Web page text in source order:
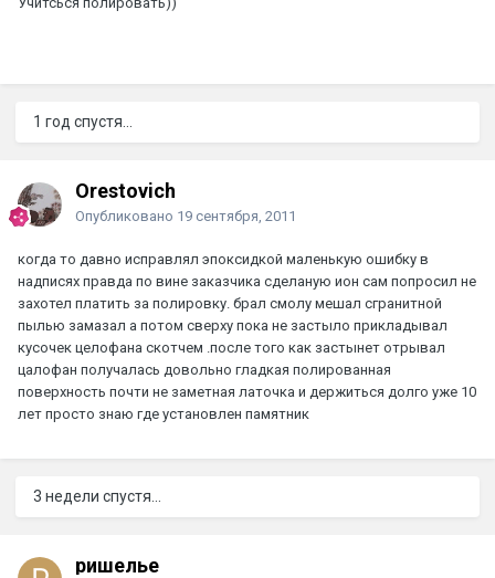
1 год спустя...
Orestovich
Опубликовано 19 сентября, 2011
когда то давно исправлял эпоксидкой маленькую ошибку в
надписях правда по вине заказчика сделаную ион сам попросил не
захотел платить за полировку. брал смолу мешал сгранитной
пылью замазал а потом сверху пока не застыло прикладывал
кусочек целофана скотчем .после того как застынет отрывал
цалофан получалась довольно гладкая полированная
поверхность почти не заметная латочка и держиться долго уже 10
лет просто знаю где установлен памятник
3 недели спустя...
ришелье